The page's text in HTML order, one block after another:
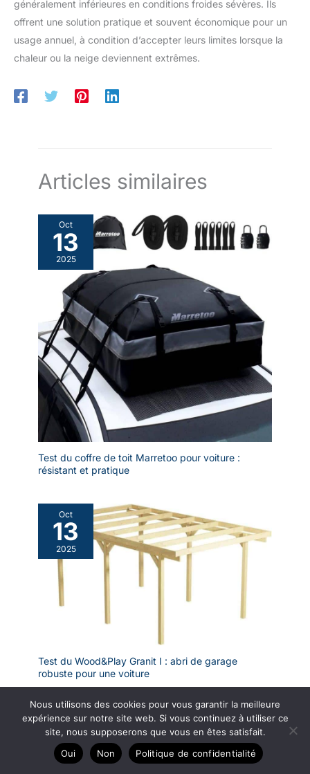
généralement inférieures en conditions froides sévères. Ils
offrent une solution pratique et souvent économique pour un
usage annuel, à condition d’accepter leurs limites lorsque la
chaleur ou la neige deviennent extrêmes.
Articles similaires
Oct
13
2025
Test du coffre de toit Marretoo pour voiture :
résistant et pratique
Oct
13
2025
Test du Wood&Play Granit I : abri de garage
robuste pour une voiture
Oct
13
2025
Nous utilisons des cookies pour vous garantir la meilleure
expérience sur notre site web. Si vous continuez à utiliser ce
site, nous supposerons que vous en êtes satisfait.
Oui
Non Politique de confidentialité